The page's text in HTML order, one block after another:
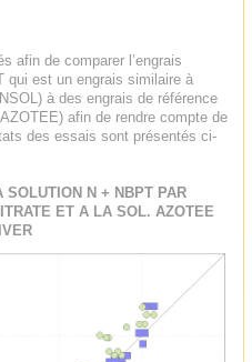
afin de comparer l’engrais
qui est un engrais similaire à
à des engrais de référence
afin de rendre compte de
des essais sont présentés ci-
SOLUTION N + NBPT PAR
ET A LA SOL. AZOTEE